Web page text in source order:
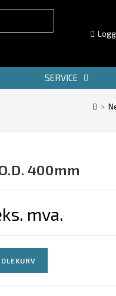
SERVICE
>
400mm
mva.